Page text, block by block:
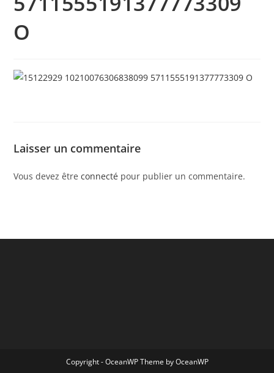
O
Laisser un commentaire
Vous devez êtreconnecté pour publier un commentaire.
Copyright - OceanWP Theme by OceanWP